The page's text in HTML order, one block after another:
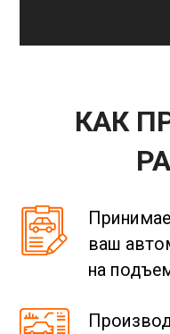
КАК
ваш
на